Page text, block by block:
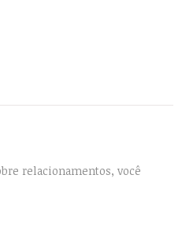
relacionamentos, você